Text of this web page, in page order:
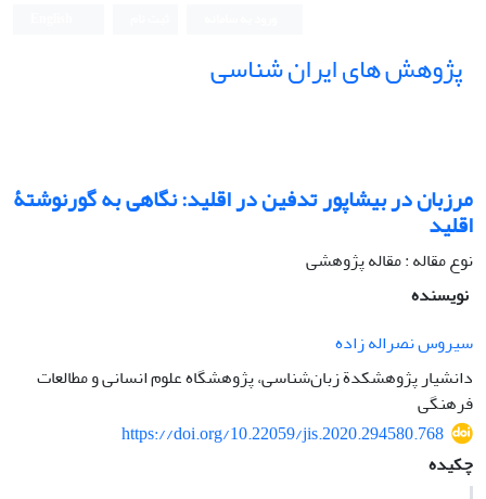
پژوهش های ایران شناسی
مرزبان در بیشاپور تدفین در اقلید: نگاهی به گورنوشتۀ
اقلید
نوع مقاله : مقاله پژوهشی
نویسنده
سیروس نصراله زاده
دانشیار پژوهشکدة زبان‌شناسی، پژوهشگاه علوم انسانی و مطالعات
فرهنگی
https://doi.org/10.22059/jis.2020.294580.768
چکیده